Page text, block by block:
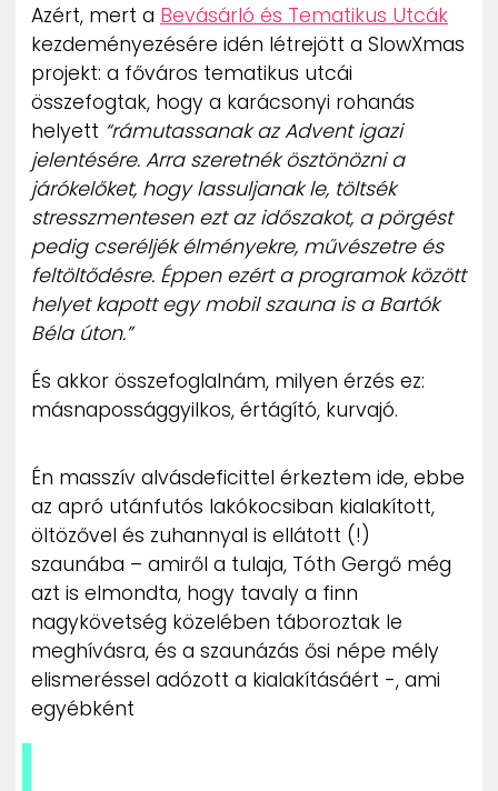
Azért, mert a Bevásárló és Tematikus Utcák
kezdeményezésére idén létrejött a SlowXmas
projekt: a főváros tematikus utcái
összefogtak, hogy a karácsonyi rohanás
helyett “rámutassanak az Advent igazi
jelentésére. Arra szeretnék ösztönözni a
járókelőket, hogy lassuljanak le, töltsék
stresszmentesen ezt az időszakot, a pörgést
pedig cseréljék élményekre, művészetre és
feltöltődésre. Éppen ezért a programok között
helyet kapott egy mobil szauna is a Bartók
Béla úton.”
És akkor összefoglalnám, milyen érzés ez:
másnapossággyilkos, értágító, kurvajó.
Én masszív alvásdeficittel érkeztem ide, ebbe
az apró utánfutós lakókocsiban kialakított,
öltözővel és zuhannyal is ellátott (!)
szaunába – amiről a tulaja, Tóth Gergő még
azt is elmondta, hogy tavaly a finn
nagykövetség közelében táboroztak le
meghívásra, és a szaunázás ősi népe mély
elismeréssel adózott a kialakításáért -, ami
egyébként